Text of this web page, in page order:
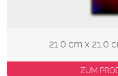
21,0 cm x 21,0
ZUM